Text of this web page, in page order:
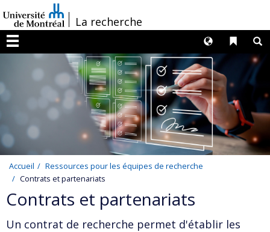
au
contenu
/La recherche
Menu
Liens
Langues
Accueil
Ressources pour les équipes de recherche
Contrats et partenariats
Contrats et partenariats
Un contrat de recherche permet d'établir les